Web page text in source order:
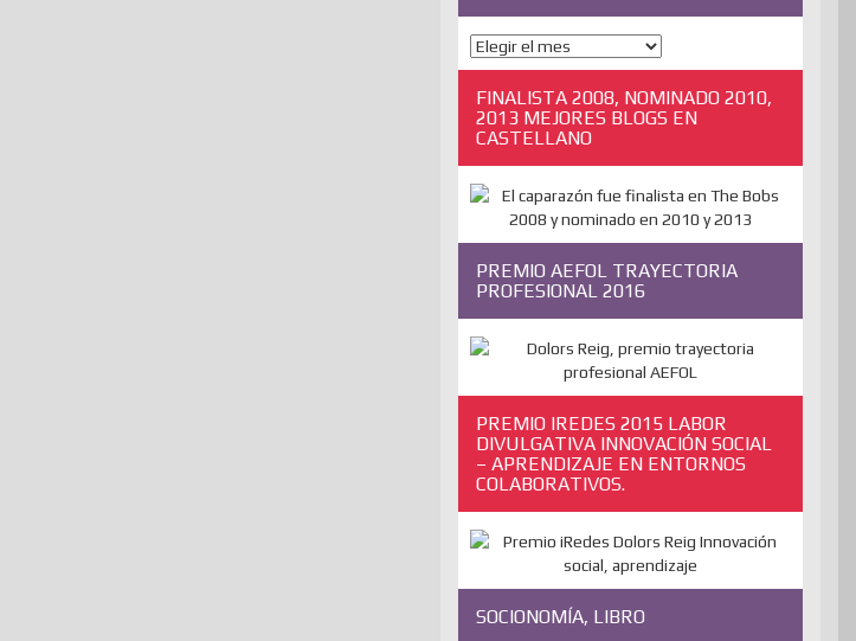
ENTRADAS
ANTERIORES
FINALISTA 2008, NOMINADO 2010,
2013 MEJORES BLOGS EN
CASTELLANO
PREMIO AEFOL TRAYECTORIA
PROFESIONAL 2016
PREMIO IREDES 2015 LABOR
DIVULGATIVA INNOVACIÓN SOCIAL
– APRENDIZAJE EN ENTORNOS
COLABORATIVOS.
SOCIONOMÍA, LIBRO